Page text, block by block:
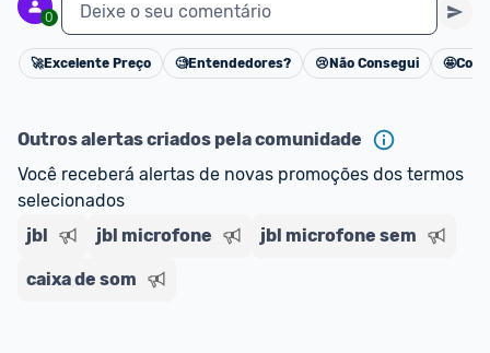
0 Deixe o seu comentário
Cancelar
🚀Excelente Preço 🧐Entendedores? 😢 Não Consegui 🤩
Outros alertas criados pela comunidade
Você receberá alertas de novas promoções dos termos
selecionados
jbl
jbl microfone jbl microfone sem
caixa de som